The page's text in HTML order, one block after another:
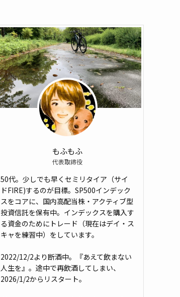
もふもふ
代表取締役
50代。少しでも早くセミリタイア（サイ
ドFIRE)するのが目標。SP500インデック
スをコアに、国内高配当株・アクティブ型
投資信託を保有中。インデックスを購入す
る資金のためにトレード（現在はデイ・ス
キャを練習中）をしています。
2022/12/2より断酒中。『あえて飲まない
人生を』。途中で再飲酒してしまい、
2026/1/2からリスタート。